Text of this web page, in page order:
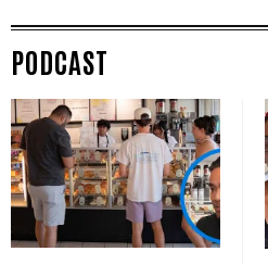
PODCAST